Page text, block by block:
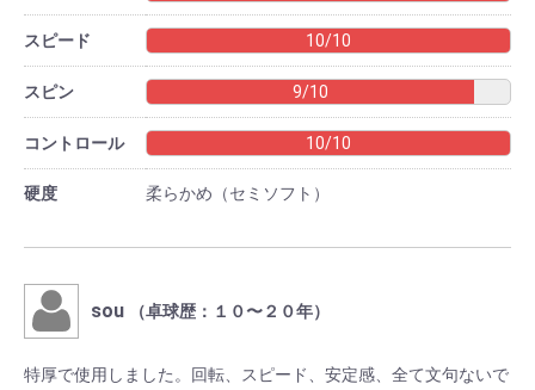
スピード 10/10
スピン 9/10
コントロール 10/10
硬度 柔らかめ（セミソフト）
sou （卓球歴：１０〜２０年）
特厚で使用しました。回転、スピード、安定感、全て文句ないで